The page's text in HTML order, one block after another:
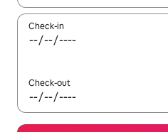
Check-in
Check-out